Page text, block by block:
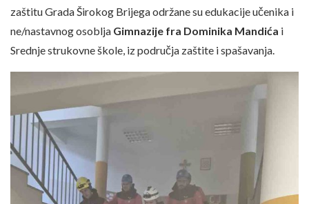
zaštitu Grada Širokog Brijega održane su edukacije učenika i
ne/nastavnog osoblja Gimnazije fra Dominika Mandića i
Srednje strukovne škole, iz područja zaštite i spašavanja.